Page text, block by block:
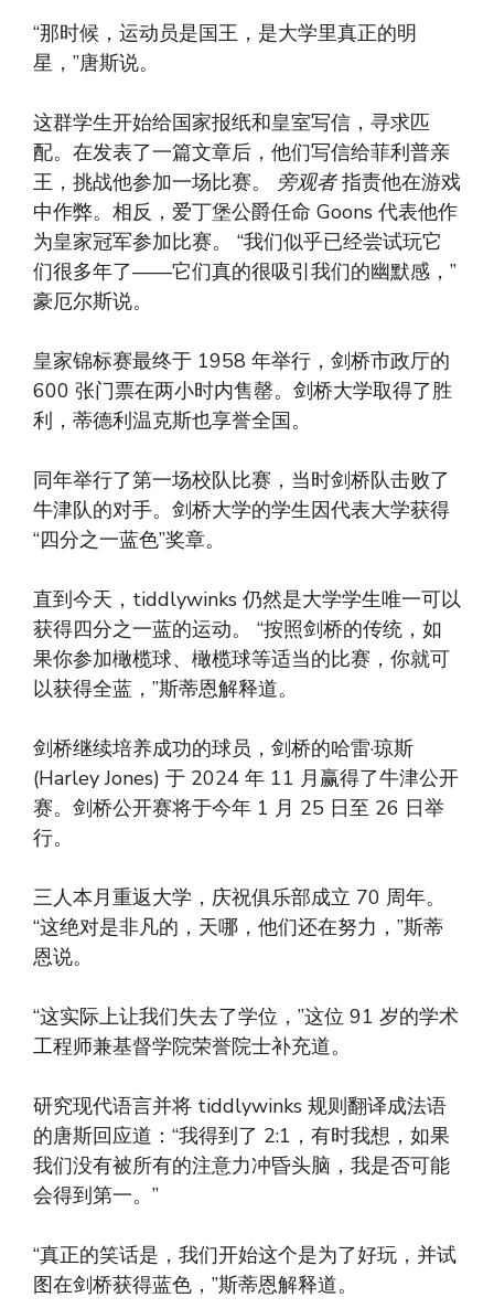
“那时候，运动员是国王，是大学里真正的明
星，”唐斯说。
这群学生开始给国家报纸和皇室写信，寻求匹
配。在发表了一篇文章后，他们写信给菲利普亲
王，挑战他参加一场比赛。 旁观者指责他在游戏
中作弊。相反，爱丁堡公爵任命 Goons 代表他作
为皇家冠军参加比赛。 “我们似乎已经尝试玩它
们很多年了——它们真的很吸引我们的幽默感，”
豪厄尔斯说。
皇家锦标赛最终于 1958 年举行，剑桥市政厅的
600 张门票在两小时内售罄。剑桥大学取得了胜
利，蒂德利温克斯也享誉全国。
同年举行了第一场校队比赛，当时剑桥队击败了
牛津队的对手。剑桥大学的学生因代表大学获得
“四分之一蓝色”奖章。
直到今天，tiddlywinks 仍然是大学学生唯一可以
获得四分之一蓝的运动。 “按照剑桥的传统，如
果你参加橄榄球、橄榄球等适当的比赛，你就可
以获得全蓝，”斯蒂恩解释道。
剑桥继续培养成功的球员，剑桥的哈雷·琼斯
(Harley Jones) 于 2024 年 11 月赢得了牛津公开
赛。剑桥公开赛将于今年 1 月 25 日至 26 日举
行。
三人本月重返大学，庆祝俱乐部成立 70 周年。
“这绝对是非凡的，天哪，他们还在努力，”斯蒂
恩说。
“这实际上让我们失去了学位，”这位 91 岁的学术
工程师兼基督学院荣誉院士补充道。
研究现代语言并将 tiddlywinks 规则翻译成法语
的唐斯回应道：“我得到了 2:1，有时我想，如果
我们没有被所有的注意力冲昏头脑，我是否可能
会得到第一。”
“真正的笑话是，我们开始这个是为了好玩，并试
图在剑桥获得蓝色，”斯蒂恩解释道。